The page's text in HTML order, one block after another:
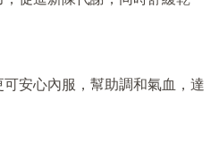
安心內服，幫助調和氣血，達